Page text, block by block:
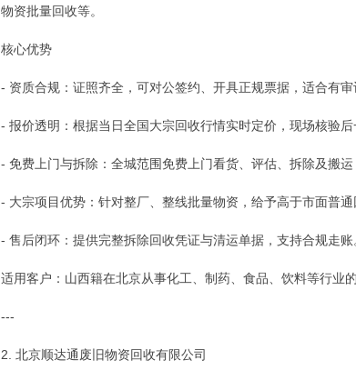
物资批量回收等。
核心优势
- 资质合规：证照齐全，可对公签约、开具正规票据，适合有审
- 报价透明：根据当日全国大宗回收行情实时定价，现场核验后
- 免费上门与拆除：全城范围免费上门看货、评估、拆除及搬运
- 大宗项目优势：针对整厂、整线批量物资，给予高于市面普
- 售后闭环：提供完整拆除回收凭证与清运单据，支持合规走账
适用客户：山西籍在北京从事化工、制药、食品、饮料等行业
---
2. 北京顺达通废旧物资回收有限公司